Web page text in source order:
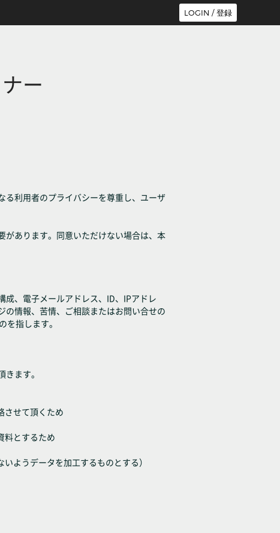
LOGIN / 登録
ー
る利用者のプライバシーを尊重し、ユーザ
があります。同意いただけない場合は、本
成、電子メールアドレス、ID、IPアドレ
の情報、苦情、ご相談またはお問い合せの
指します。
ます。
させて頂くため
料とするため
ようデータを加工するものとする）